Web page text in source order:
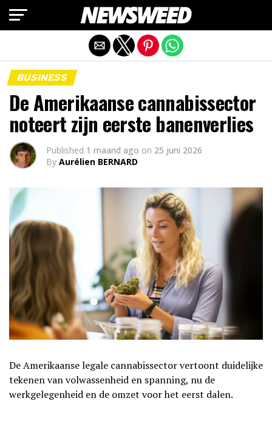
BUSINESS
De Amerikaanse cannabissector
noteert zijn eerste banenverlies
Published 1 maand ago on 25 juni 2026
By Aurélien BERNARD
De Amerikaanse legale cannabissector vertoont duidelijke
tekenen van volwassenheid en spanning, nu de
werkgelegenheid en de omzet voor het eerst dalen.
Mobiele versie afsluiten